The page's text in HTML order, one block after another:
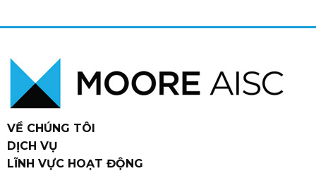
VỀ CHÚNG TÔI
DỊCH VỤ
LĨNH VỰC HOẠT ĐỘNG